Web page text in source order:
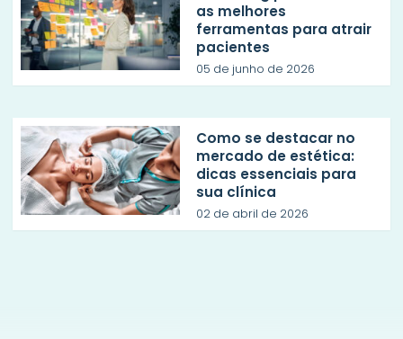
as melhores
ferramentas para atrair
pacientes
05 de junho de 2026
Como se destacar no
mercado de estética:
dicas essenciais para
sua clínica
02 de abril de 2026